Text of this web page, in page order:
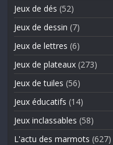
Jeux de dés (52)
Jeux de dessin (7)
Jeux de lettres (6)
Jeux de plateaux (273)
Jeux de tuiles (56)
Jeux éducatifs (14)
Jeux inclassables (58)
L'actu des marmots (627)